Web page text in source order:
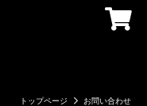
トップページ お問い合わせ